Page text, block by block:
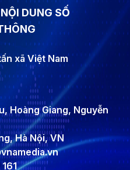
DUNG SỐ
xã Việt Nam
Hoàng Giang, Nguyễn
Hà Nội, VN